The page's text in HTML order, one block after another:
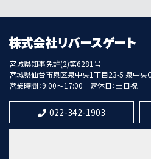
第8位
宮城県知事免許(2)第6281号
宮城県仙台市泉区泉中央1丁目23-5 泉中央
営業時間：9:00～17:00
定休日：土日祝
022-342-1903